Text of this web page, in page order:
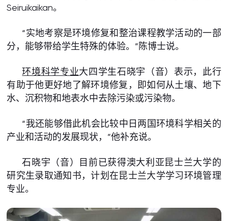
Seiruikaikan。
“实地考察是环境修复和整治课程教学活动的一部
分，能够带给学生特殊的体验。”陈博士说。
环境科学专业大四学生石晓宇（音）表示，此行
有助于他更好地了解环境修复，即如何从土壤、地下
水、沉积物和地表水中去除污染或污染物。
“我还能够借此机会比较中日两国环境科学相关的
产业和活动的发展现状，”他补充说。
石晓宇（音）目前已获得澳大利亚昆士兰大学的
研究生录取通知书，计划在昆士兰大学学习环境管理
专业。